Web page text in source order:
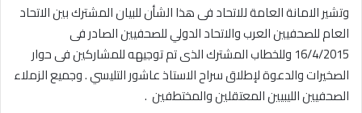
وتشير الامانة العامة للاتحاد فى هذا الشأن للبيان المشترك بين الاتحاد
العام للصحفيين العرب والاتحاد الدولي للصحفيين الصادر فى
16/4/2015 وللخطاب المشترك الذى تم توجيهه للمشاركين فى حوار
الصخيرات والدعوة لإطلاق سراح الاستاذ عاشور التليسي . وجميع الزملاء
الصحفيين الليبيين المعتقلين والمختطفين .